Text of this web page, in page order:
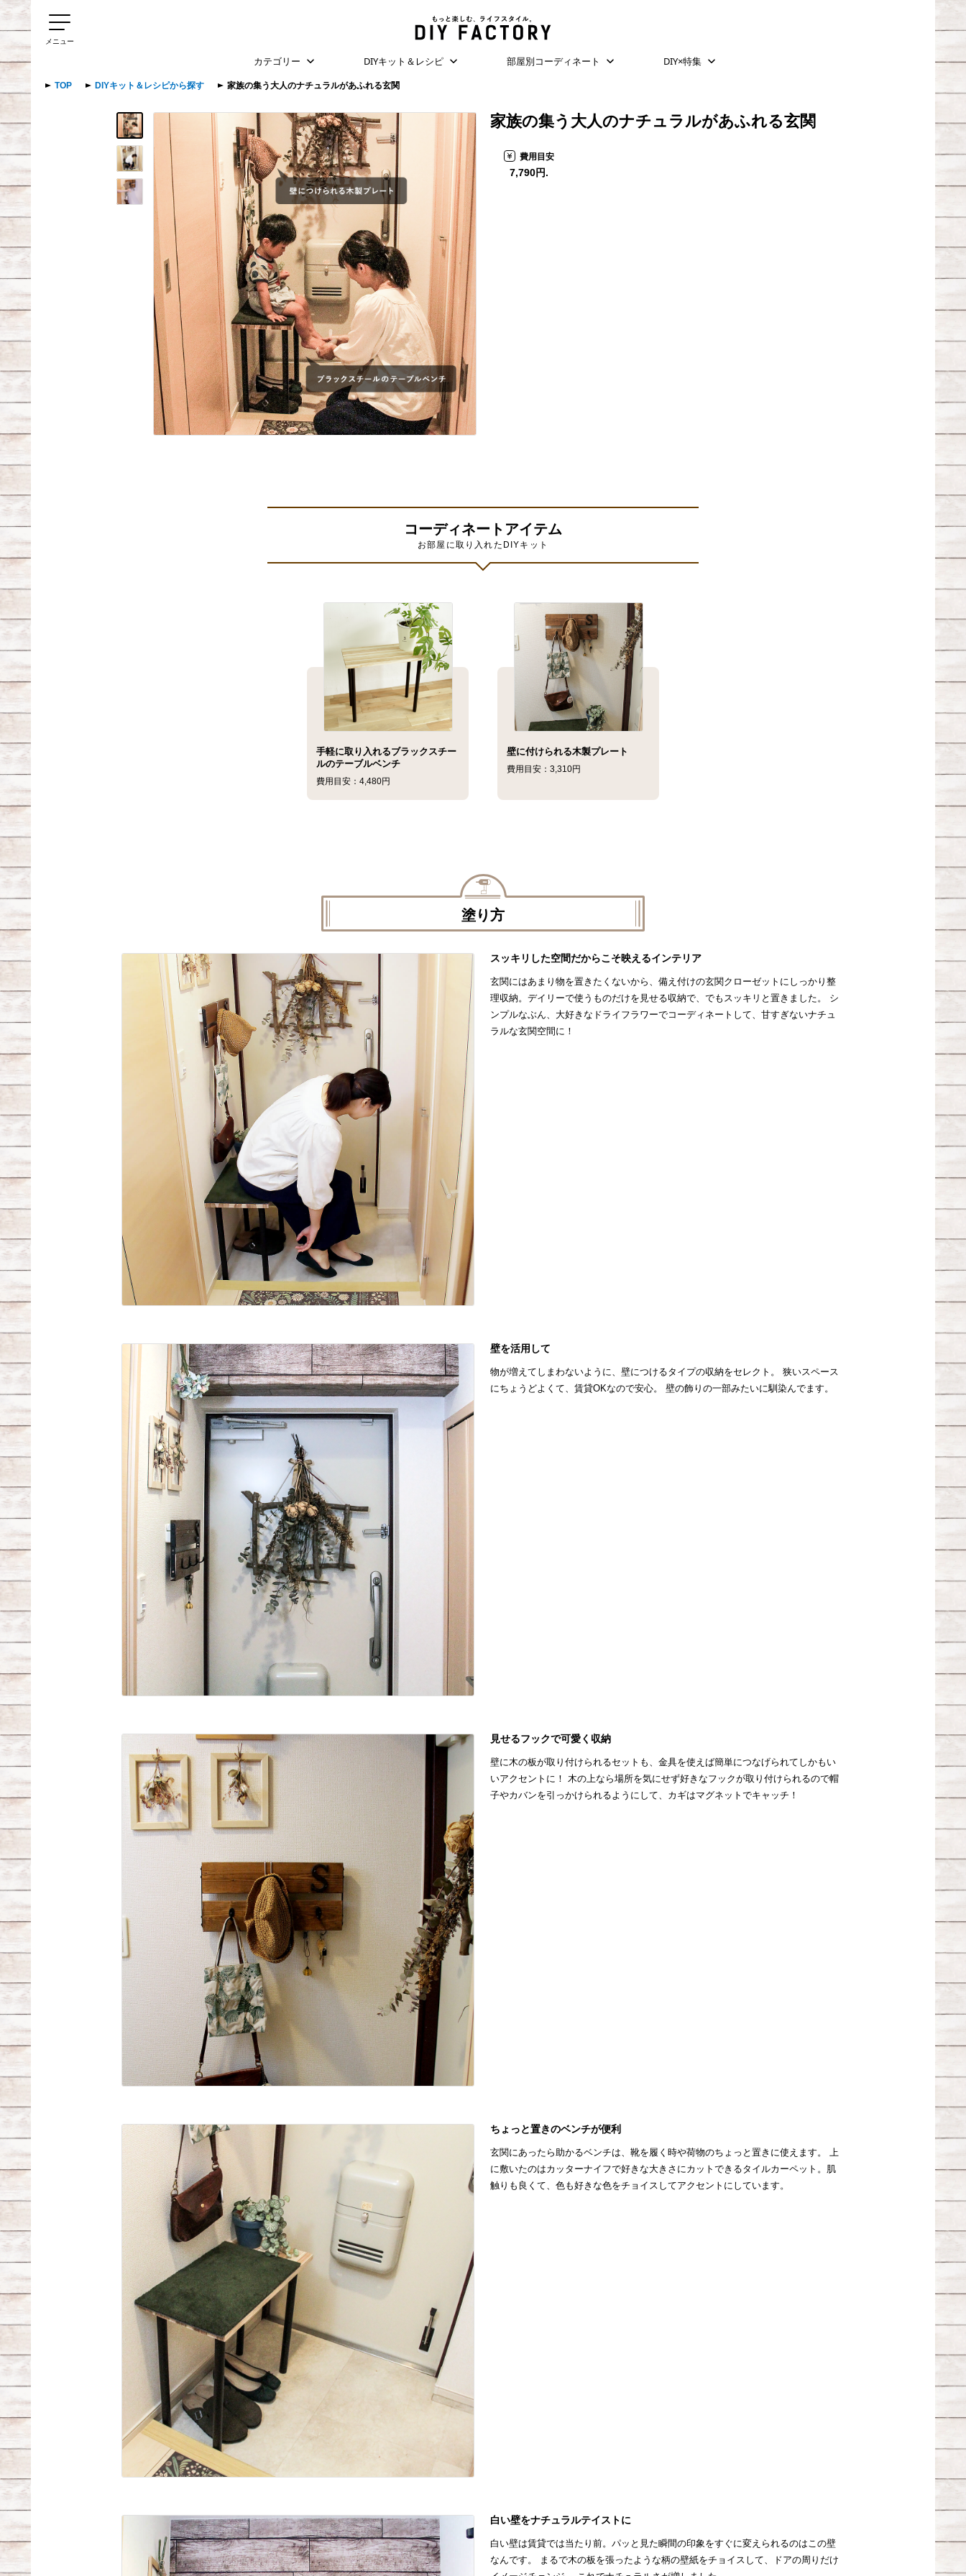
カテゴリー DIYキット＆レシピ 部屋別コーディネート DIY×特集
メニュー
TOP DIYキット＆レシピから探す 家族の集う大人のナチュラルがあふれる玄関
家族の集う大人のナチュラルがあふれる玄関
費用目安
7,790円.
コーディネートアイテム
お部屋に取り入れたDIYキット
手軽に取り入れるブラックスチー
ルのテーブルベンチ
費用目安：4,480円
壁に付けられる木製プレート
費用目安：3,310円
塗り方
スッキリした空間だからこそ映えるインテリア
玄関にはあまり物を置きたくないから、備え付けの玄関クローゼットにしっかり整
理収納。デイリーで使うものだけを見せる収納で、でもスッキリと置きました。 シ
ンプルなぶん、大好きなドライフラワーでコーディネートして、甘すぎないナチュ
ラルな玄関空間に！
壁を活用して
物が増えてしまわないように、壁につけるタイプの収納をセレクト。 狭いスペース
にちょうどよくて、賃貸OKなので安心。 壁の飾りの一部みたいに馴染んでます。
見せるフックで可愛く収納
壁に木の板が取り付けられるセットも、金具を使えば簡単につなげられてしかもい
いアクセントに！ 木の上なら場所を気にせず好きなフックが取り付けられるので帽
子やカバンを引っかけられるようにして、カギはマグネットでキャッチ！
ちょっと置きのベンチが便利
玄関にあったら助かるベンチは、靴を履く時や荷物のちょっと置きに使えます。 上
に敷いたのはカッターナイフで好きな大きさにカットできるタイルカーペット。肌
触りも良くて、色も好きな色をチョイスしてアクセントにしています。
白い壁をナチュラルテイストに
白い壁は賃貸では当たり前。パッと見た瞬間の印象をすぐに変えられるのはこの壁
なんです。 まるで木の板を張ったような柄の壁紙をチョイスして、ドアの周りだけ